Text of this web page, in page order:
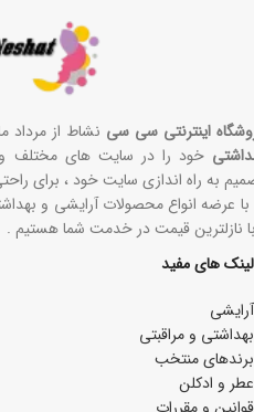
اینترنتی سی سی نشاط از مرداد ماه 1398 فروش
خود را در سایت های مختلف
به راه اندازی سایت خود ، برای
با عرضه انواع محصولات آرایشی و
نازلترین قیمت در خدمت شما هستیم .
لینک های مفید
آرایشی
بھداشتی و مراقبتی
برندهای منتخب
عطر و ادکلن